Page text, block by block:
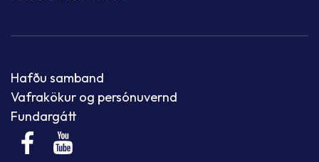
Hafðu samband
Vafrakökur og persónuvernd
Fundargátt